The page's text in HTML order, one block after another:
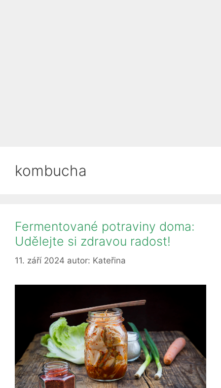
kombucha
Fermentované potraviny doma:
Udělejte si zdravou radost!
11. září 2024 autor: Kateřina